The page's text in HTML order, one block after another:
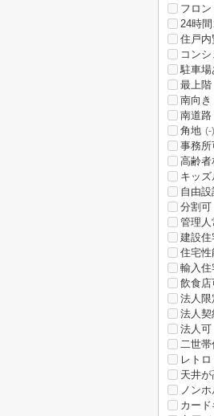
フロ
24時
住戸内
コン
駐車場
最上階
南向き
南道路
角地 (-)
事務所
高齢者
キッズ
自由
分割可
管理人
建設住
住宅性
輸入住
飲食店
法人限
法人契
法人可
二世帯
レトロ
天井
ノン
カード